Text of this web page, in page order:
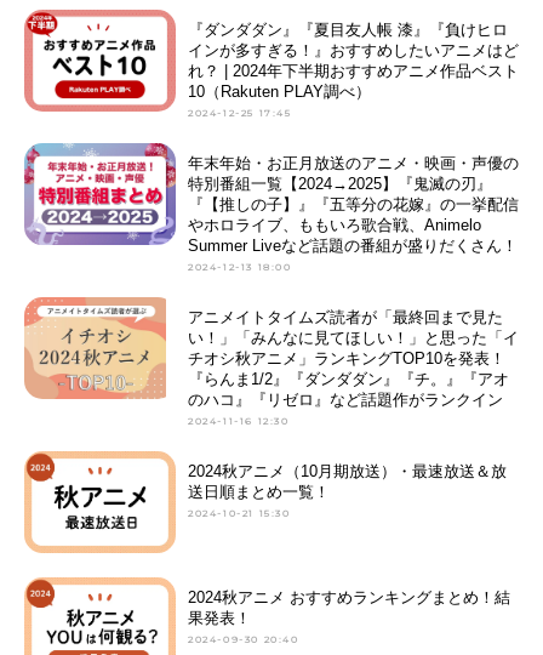
『ダンダダン』『夏目友人帳 漆』『負けヒロ
インが多すぎる！』おすすめしたいアニメはど
れ？ | 2024年下半期おすすめアニメ作品ベスト
10（Rakuten PLAY調べ）
2024-12-25 17:45
年末年始・お正月放送のアニメ・映画・声優の
特別番組一覧【2024→2025】『鬼滅の刃』
『【推しの子】』『五等分の花嫁』の一挙配信
やホロライブ、ももいろ歌合戦、Animelo
Summer Liveなど話題の番組が盛りだくさん！
2024-12-13 18:00
アニメイトタイムズ読者が「最終回まで見た
い！」「みんなに見てほしい！」と思った「イ
チオシ秋アニメ」ランキングTOP10を発表！
『らんま1/2』『ダンダダン』『チ。』『アオ
のハコ』『リゼロ』など話題作がランクイン
2024-11-16 12:30
2024秋アニメ（10月期放送）・最速放送＆放
送日順まとめ一覧！
2024-10-21 15:30
2024秋アニメ おすすめランキングまとめ！結
果発表！
2024-09-30 20:40